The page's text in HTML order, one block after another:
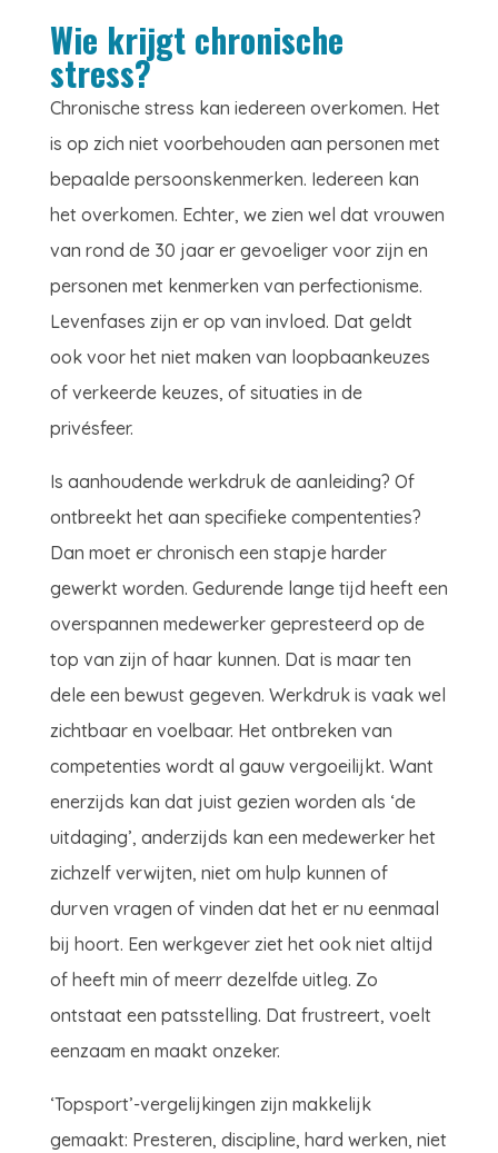
Wie krijgt chronische
stress?
Chronische stress kan iedereen overkomen. Het
is op zich niet voorbehouden aan personen met
bepaalde persoonskenmerken. Iedereen kan
het overkomen. Echter, we zien wel dat vrouwen
van rond de 30 jaar er gevoeliger voor zijn en
personen met kenmerken van perfectionisme.
Levenfases zijn er op van invloed. Dat geldt
ook voor het niet maken van loopbaankeuzes
of verkeerde keuzes, of situaties in de
privésfeer.
Is aanhoudende werkdruk de aanleiding? Of
ontbreekt het aan specifieke compententies?
Dan moet er chronisch een stapje harder
gewerkt worden. Gedurende lange tijd heeft een
overspannen medewerker gepresteerd op de
top van zijn of haar kunnen. Dat is maar ten
dele een bewust gegeven. Werkdruk is vaak wel
zichtbaar en voelbaar. Het ontbreken van
competenties wordt al gauw vergoeilijkt. Want
enerzijds kan dat juist gezien worden als ‘de
uitdaging’, anderzijds kan een medewerker het
zichzelf verwijten, niet om hulp kunnen of
durven vragen of vinden dat het er nu eenmaal
bij hoort. Een werkgever ziet het ook niet altijd
of heeft min of meerr dezelfde uitleg. Zo
ontstaat een patsstelling. Dat frustreert, voelt
eenzaam en maakt onzeker.
‘Topsport’-vergelijkingen zijn makkelijk
gemaakt: Presteren, discipline, hard werken, niet